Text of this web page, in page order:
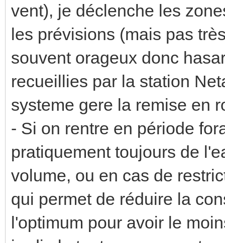
vent), je déclenche les
les prévisions (mais pas
souvent orageux donc
recueillies par la station
systeme gere la remise en
- Si on rentre en période
pratiquement toujours de
volume, ou en cas de
qui permet de réduire la
l'optimum pour avoir le